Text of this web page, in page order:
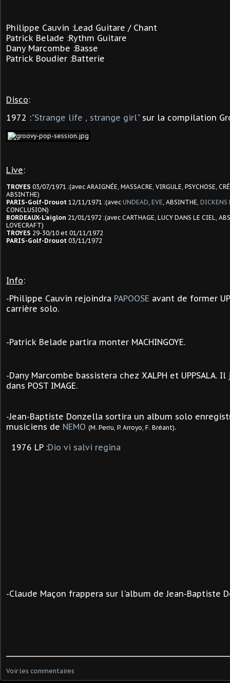
Philippe Cauvin :Lead Guitare / Chant
Patrick Belade :Rythm Guitare
Dany Marcombe :Basse
Patrick Boudier :Batterie
Disco:
1972 :"Strange life , strange girl"sur la compilation
Live:
TROYES 03/07/1971 :(avec ARAIGNÉE, MASSACRE, VIRGULE, PSYCHOSE,
ABSINTHE)
PARIS-Golf-Drouot 12/11/1971 :(avec UNDEAD, EVE, ABSINTHE, DICKENS
CONCLUSION)
BORDEAUX-L'aiglon 21/01/1972 :(avec CARTHAGE, LUCY DANS LE CIEL,
LOVECRAFT)
TROYES 29-30/10 et 01/11/1972
PARIS-Golf-Drouot 03/11/1972
Info:
-Philippe Cauvin rejoindra PAPOOSE avant de former
carrière solo.
-Patrick Belade partira monter MACHINGOYE.
-Dany Marcombe bassistera chez XALPH et UPPSALA.
dans POST IMAGE.
-Jean-Baptiste Donzella sortira un album solo
musiciens de NEMO (M. Perru, P. Arroyo, F. Bréant).
1976 LP :Dio vi salvi regina
-Claude Maçon frappera sur l'album deJean-Baptiste
Voir les commentaires